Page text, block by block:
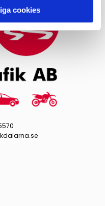
cookies